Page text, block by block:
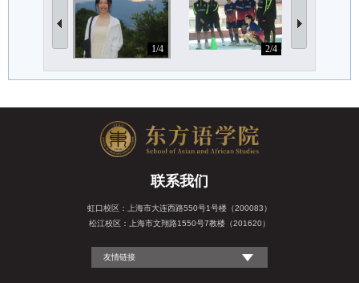
1/4 2/4
联系我们
虹口校区：上海市大连西路550号1号楼（200083）
松江校区：上海市文翔路1550号7教楼（201620）
友情链接